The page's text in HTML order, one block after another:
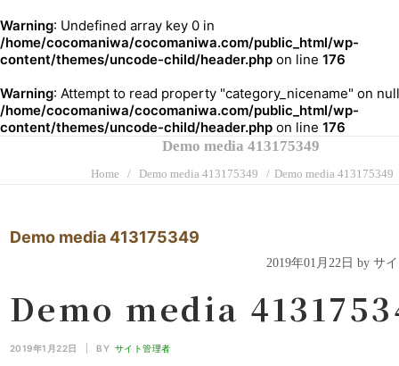
Warning: Undefined array key 0 in
/home/cocomaniwa/cocomaniwa.com/public_html/wp-
content/themes/uncode-child/header.php on line 176
Warning: Attempt to read property "category_nicename" on
/home/cocomaniwa/cocomaniwa.com/public_html/wp-
content/themes/uncode-child/header.php on line 176
Demo media 413175349
Home Demo media 413175349 Demo media 413175349
Demo media 413175349
2019年01月22日 by サ
Demo media
2019年1月22日 BY サイト管理者